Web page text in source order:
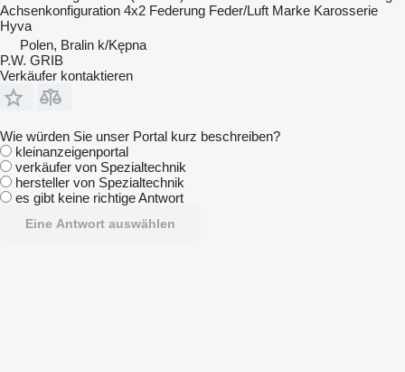
Achsenkonfiguration 4x2 Federung Feder/Luft Marke Karosserie
Hyva
Polen, Bralin k/Kępna
P.W. GRIB
Verkäufer kontaktieren
Wie würden Sie unser Portal kurz beschreiben?
kleinanzeigenportal
verkäufer von Spezialtechnik
hersteller von Spezialtechnik
es gibt keine richtige Antwort
Eine Antwort auswählen